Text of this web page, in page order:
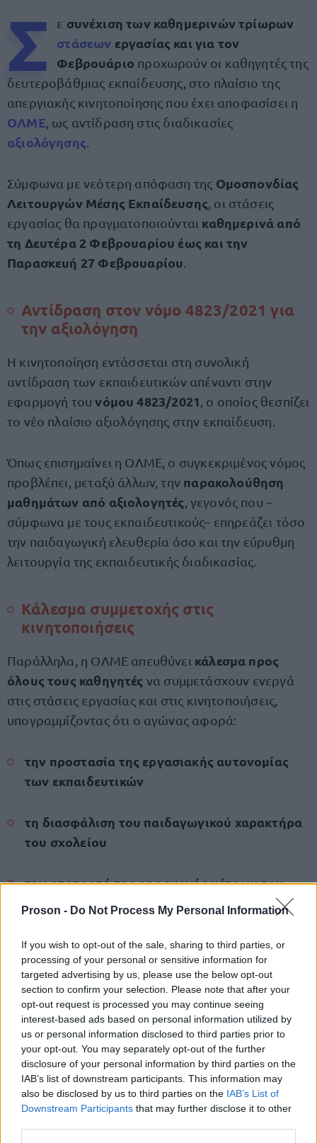
Proson - Do Not Process My Personal Information
If you wish to opt-out of the sale, sharing to third parties, or
processing of your personal or sensitive information for
targeted advertising by us, please use the below opt-out
section to confirm your selection. Please note that after your
opt-out request is processed you may continue seeing
interest-based ads based on personal information utilized by
us or personal information disclosed to third parties prior to
your opt-out. You may separately opt-out of the further
disclosure of your personal information by third parties on the
IAB’s list of downstream participants. This information may
also be disclosed by us to third parties on the IAB’s List of
Downstream Participants that may further disclose it to other
Σ ε συνέχιση των καθημερινών τρίωρων
στάσεων εργασίας και για τον
Φεβρουάριο προχωρούν οι καθηγητές της
δευτεροβάθμιας εκπαίδευσης, στο πλαίσιο της
απεργιακής κινητοποίησης που έχει αποφασίσει η
ΟΛΜΕ , ως αντίδραση στις διαδικασίες
αξιολόγησης
Σύμφωνα με νεότερη απόφαση της Ομοσπονδίας
Λειτουργών Μέσης Εκπαίδευσης , οι στάσεις
εργασίας θα πραγματοποιούνται καθημερινά από
τη Δευτέρα 2 Φεβρουαρίου έως και την
Παρασκευή 27 Φεβρουαρίου
Αντίδραση στον νόμο 4823/2021 για
την αξιολόγηση
Η κινητοποίηση εντάσσεται στη συνολική
αντίδραση των εκπαιδευτικών απέναντι στην
εφαρμογή τουνόμου 4823/2021 , ο οποίος θεσπίζει
το νέο πλαίσιο αξιολόγησης στην εκπαίδευση.
Όπως επισημαίνει η ΟΛΜΕ, ο συγκεκριμένος νόμος
προβλέπει, μεταξύ άλλων, την παρακολούθηση
μαθημάτων από αξιολογητές , γεγονός που –
σύμφωνα με τους εκπαιδευτικούς– επηρεάζει τόσο
την παιδαγωγική ελευθερία όσο και την εύρυθμη
λειτουργία της εκπαιδευτικής διαδικασίας.
Κάλεσμα συμμετοχής στις
κινητοποιήσεις
Παράλληλα, η ΟΛΜΕ απευθύνει κάλεσμα προς
όλους τους καθηγητές να συμμετάσχουν ενεργά
στις στάσεις εργασίας και στις κινητοποιήσεις,
υπογραμμίζοντας ότι ο αγώνας αφορά:
την προστασία της εργασιακής αυτονομίας
των εκπαιδευτικών
τη διασφάλιση του παιδαγωγικού χαρακτήρα
του σχολείου
την αποτροπή της εφαρμογής μέτρων που
αλλοιώνουν τον ρόλο του εκπαιδευτικού
Η Ομοσπονδία ξεκαθαρίζει ότι οι κινητοποιήσεις
θα συνεχιστούν όσο παραμένει σε ισχύ το
υφιστάμενο πλαίσιο αξιολόγησης, χωρίς
ουσιαστικό διάλογο με την εκπαιδευτική κοινότητα.
ΑΣΕΠ: Πιστοποίηση Αγγλικών σε
μόνο 2 ημέρες στα χέρια σας